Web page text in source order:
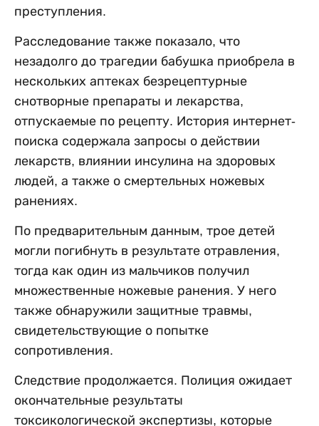
преступления.
Расследование также показало, что
незадолго до трагедии бабушка приобрела в
нескольких аптеках безрецептурные
снотворные препараты и лекарства,
отпускаемые по рецепту. История интернет-
поиска содержала запросы о действии
лекарств, влиянии инсулина на здоровых
людей, а также о смертельных ножевых
ранениях.
По предварительным данным, трое детей
могли погибнуть в результате отравления,
тогда как один из мальчиков получил
множественные ножевые ранения. У него
также обнаружили защитные травмы,
свидетельствующие о попытке
сопротивления.
Следствие продолжается. Полиция ожидает
окончательные результаты
токсикологической экспертизы, которые